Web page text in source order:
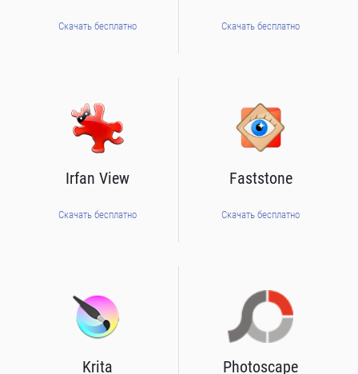
Скачать бесплатно Скачать бесплатно
Irfan View
Скачать бесплатно
Faststone
Скачать бесплатно
Krita Photoscape